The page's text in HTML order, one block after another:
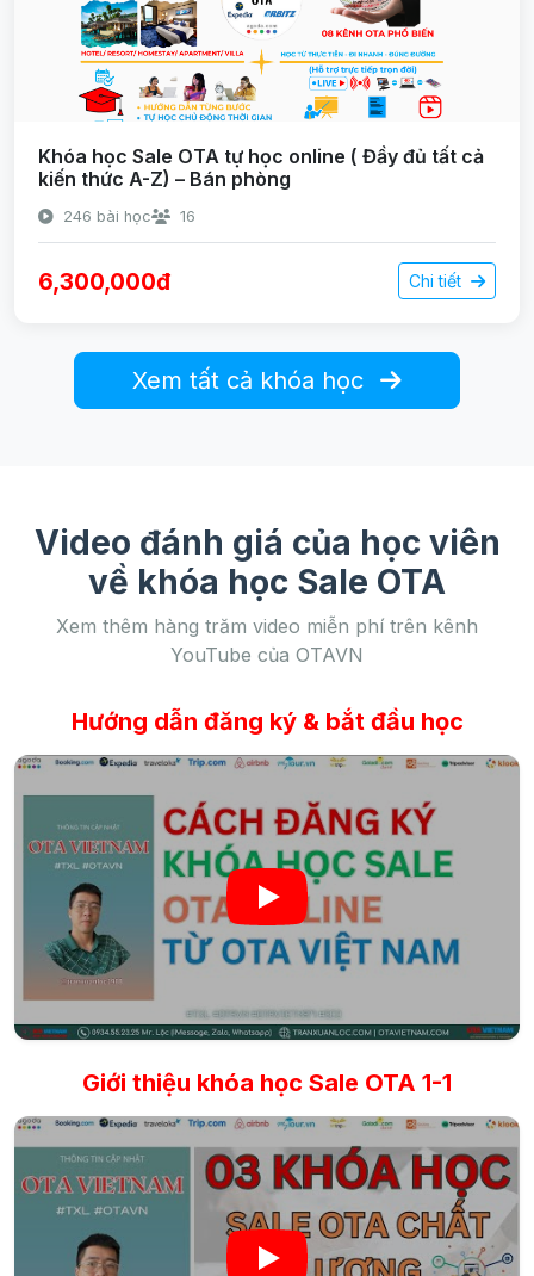
Khóa học Sale OTA tự học online ( Đầy đủ tất cả
kiến thức A-Z) – Bán phòng
246 bài học 16
6,300,000đ Chi tiết
Xem tất cả khóa học
Video đánh giá của học viên
về khóa học Sale OTA
Xem thêm hàng trăm video miễn phí trên kênh
YouTube của OTAVN
Hướng dẫn đăng ký & bắt đầu học
Giới thiệu khóa học Sale OTA 1-1